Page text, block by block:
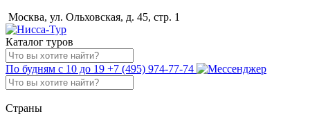
Москва, ул. Ольховская, д. 45, стр. 1
Каталог туров
По будням с 10 до 19 +7 (495) 974-77-74
Страны